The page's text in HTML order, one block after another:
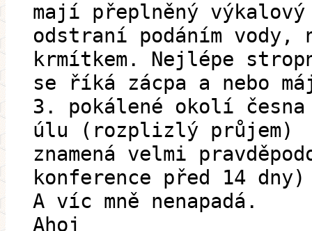
mají přeplněný
odstraní podáním vody,
krmítkem. Nejlépe
se říká zácpa a nebo
3. pokálené okolí
úlu (rozplizlý průjem)
znamená velmi
konference před 14 dny)
A víc mně nenapadá.
Ahoj